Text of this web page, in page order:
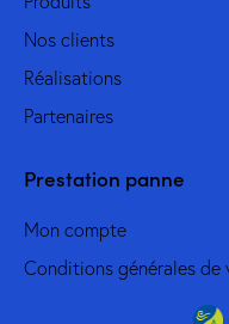
Nos clients
Réalisations
Partenaires
Prestation panne
Mon compte
Conditions générales de